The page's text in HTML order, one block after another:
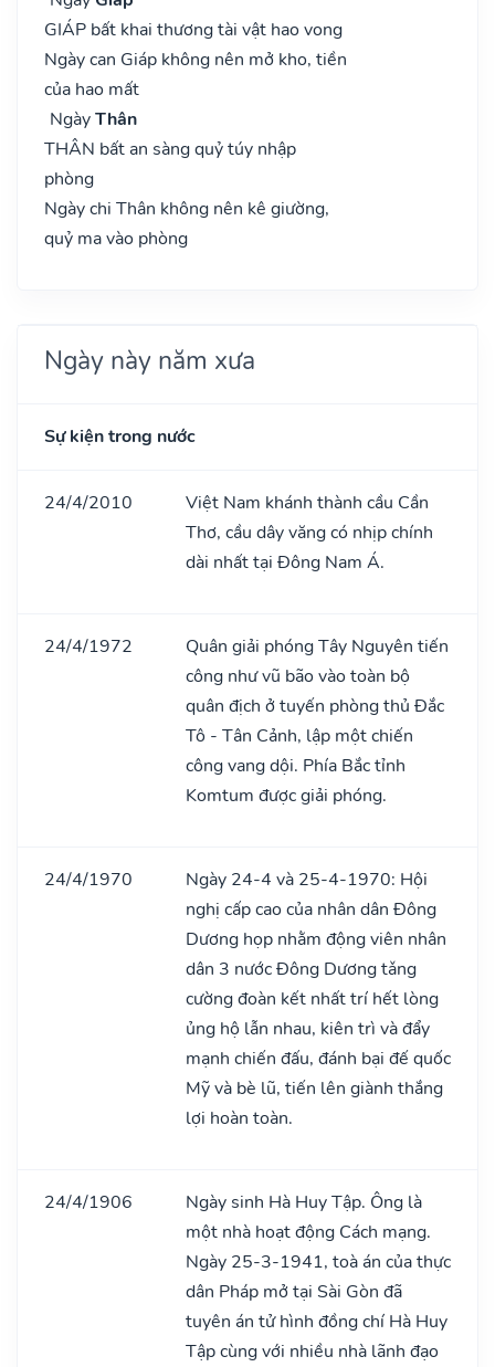
GIÁP bất khai thương tài vật hao vong
Ngày can Giáp không nên mở kho, tiền
của hao mất
NgàyThân
THÂN bất an sàng quỷ túy nhập
phòng
Ngày chi Thân không nên kê giường,
quỷ ma vào phòng
Ngày này năm xưa
Sự kiện trong nước
24/4/2010
Việt Nam khánh thành cầu Cần
Thơ, cầu dây văng có nhịp chính
dài nhất tại Đông Nam Á.
24/4/1972
Quân giải phóng Tây Nguyên tiến
công như vũ bão vào toàn bộ
quân địch ở tuyến phòng thủ Đắc
Tô - Tân Cảnh, lập một chiến
công vang dội. Phía Bắc tỉnh
Komtum được giải phóng.
24/4/1970
Ngày 24-4 và 25-4-1970: Hội
nghị cấp cao của nhân dân Đông
Dương họp nhằm động viên nhân
dân 3 nước Đông Dương tǎng
cường đoàn kết nhất trí hết lòng
ủng hộ lẫn nhau, kiên trì và đẩy
mạnh chiến đấu, đánh bại đế quốc
Mỹ và bè lũ, tiến lên giành thắng
lợi hoàn toàn.
24/4/1906
Ngày sinh Hà Huy Tập. Ông là
một nhà hoạt động Cách mạng.
Ngày 25-3-1941, toà án của thực
dân Pháp mở tại Sài Gòn đã
tuyên án tử hình đồng chí Hà Huy
Tập cùng với nhiều nhà lãnh đạo